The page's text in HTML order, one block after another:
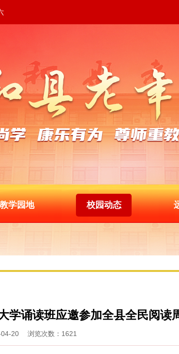
学园地 校园动态
诵读班应邀参加全县全民阅读
04-20 浏览次数：1621